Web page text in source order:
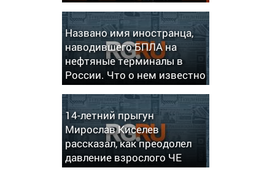
Названо имя иностранца,
наводившего БПЛА на
нефтяные терминалы в
России. Что о нем известно
14-летний прыгун
Мирослав Киселев
рассказал, как преодолел
давление взрослого ЧЕ